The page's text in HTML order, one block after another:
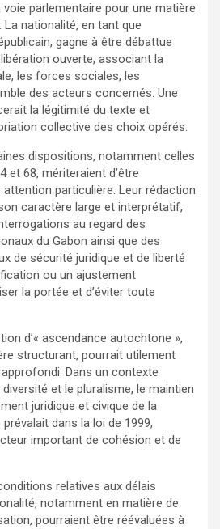
parlementaire pour une matière
La nationalité, en tant que
gagne à être débattue
ouverte, associant la
les forces sociales, les
des acteurs concernés. Une
la légitimité du texte et
collective des choix opérés.
dispositions, notamment celles
et 68, mériteraient d’être
particulière. Leur rédaction
caractère large et interprétatif,
au regard des
du Gabon ainsi que des
de sécurité juridique et de liberté
ou un ajustement
la portée et d’éviter toute
d’« ascendance autochtone »,
structurant, pourrait utilement
approfondi. Dans un contexte
et le pluralisme, le maintien
juridique et civique de la
prévalait dans la loi de 1999,
important de cohésion et de
relatives aux délais
notamment en matière de
pourraient être réévaluées à